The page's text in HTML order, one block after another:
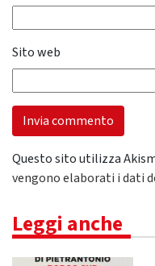
Sito web
Questo sito utilizza
vengono elaborati i dati
Leggi anche